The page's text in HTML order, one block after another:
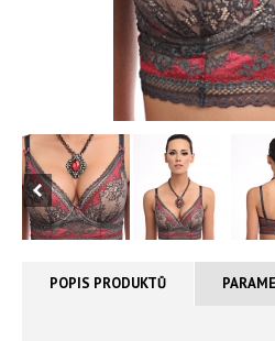
POPIS PRODUKTŮ